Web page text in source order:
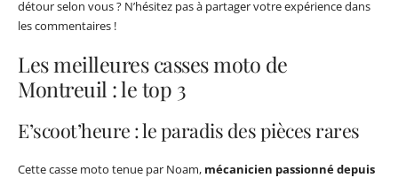
détour selon vous ? N’hésitez pas à partager votre expérience dans
les commentaires !
Les meilleures casses moto de
Montreuil : le top 3
E’scoot’heure : le paradis des pièces rares
Cette casse moto tenue par Noam, mécanicien passionné depuis